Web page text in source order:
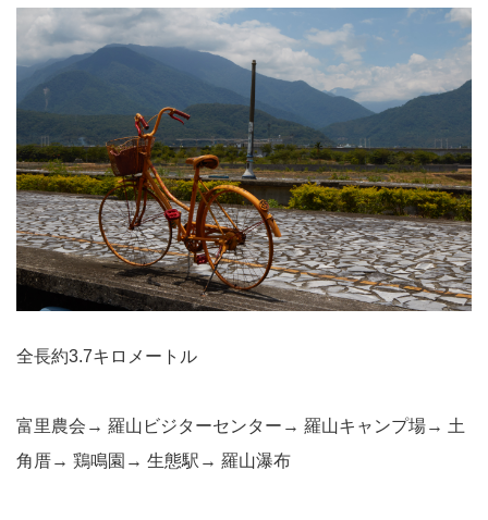
全長約3.7キロメートル
富里農会→ 羅山ビジターセンター→ 羅山キャンプ場→ 土
角厝→ 鶏鳴園→ 生態駅→ 羅山瀑布